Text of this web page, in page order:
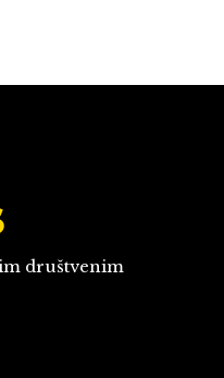
društvenim